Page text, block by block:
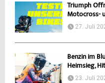
Triumph
Motocross-
27. Juli
Benzin im
Heimsieg,
23. Juli